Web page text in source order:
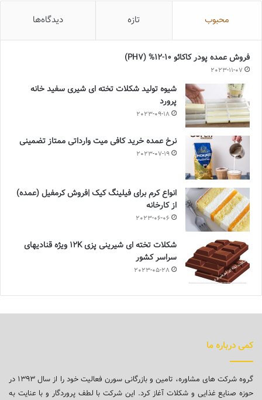
محبوب تازه دیدگاه‌ها
فروش عمده پودر کاکائو 10-12% (PH7)
2023-11-07
شیوه تولید شکلات تخته ای شیری سفید خانه
پرورد
2023-09-18
نرخ عمده خرید کافی میت وارداتی ممتاز تضمینی
2023-07-19
انواع کرم برای فیلینگ کیک |فروش کرمفیل (عمده)
از کارخانه
2023-06-06
شکلات تخته ای شیرینی پزی 12K ویژه قنادیهای
سراسر کشور
2023-05-28
کمی درباره ما
گروه شرکت های مشاوره، تامین و بازرگانی سورن فعالیت خود را از سال ۱۳۹۳ در
حوزه صنایع غذایی و شکلات آغاز کرد. این شرکت با لطف پروردگار و با عنایت به